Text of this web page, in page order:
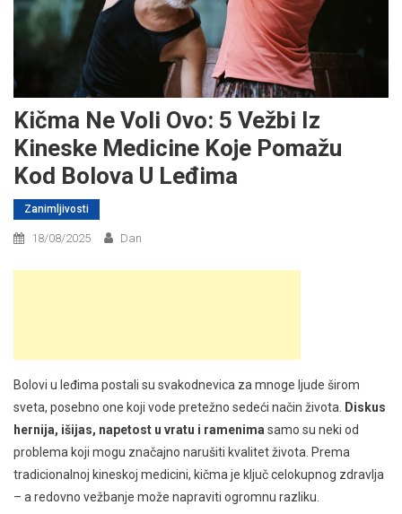
Kičma Ne Voli Ovo: 5 Vežbi Iz
Kineske Medicine Koje Pomažu
Kod Bolova U Leđima
Zanimljivosti
18/08/2025 Dan
Bolovi u leđima postali su svakodnevica za mnoge ljude širom
sveta, posebno one koji vode pretežno sedeći način života. Diskus
hernija, išijas, napetost u vratu i ramenima samo su neki od
problema koji mogu značajno narušiti kvalitet života. Prema
tradicionalnoj kineskoj medicini, kičma je ključ celokupnog zdravlja
– a redovno vežbanje može napraviti ogromnu razliku.